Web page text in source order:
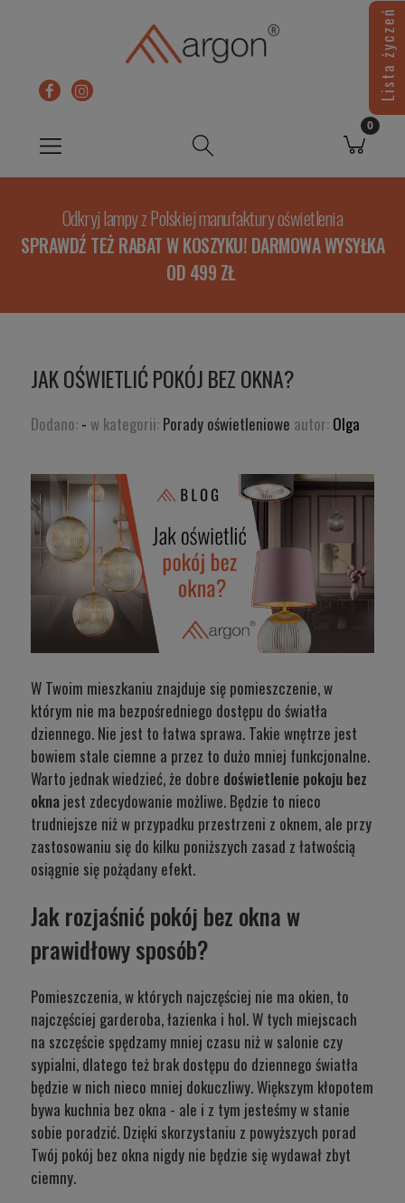
Odkryj lampy z Polskiej manufaktury oświetlenia
SPRAWDŹ TEŻ RABAT W KOSZYKU! DARMOWA WYSYŁKA
OD 499 ZŁ
JAK OŚWIETLIĆ POKÓJ BEZ OKNA?
Dodano: - w kategorii: Porady oświetleniowe autor: Olga
W Twoim mieszkaniu znajduje się pomieszczenie, w
którym nie ma bezpośredniego dostępu do światła
dziennego. Nie jest to łatwa sprawa. Takie wnętrze jest
bowiem stale ciemne a przez to dużo mniej funkcjonalne.
Warto jednak wiedzieć, że dobre doświetlenie pokoju bez
okna jest zdecydowanie możliwe. Będzie to nieco
trudniejsze niż w przypadku przestrzeni z oknem, ale przy
zastosowaniu się do kilku poniższych zasad z łatwością
osiągnie się pożądany efekt.
Jak rozjaśnić pokój bez okna w
prawidłowy sposób?
Pomieszczenia, w których najczęściej nie ma okien, to
najczęściej garderoba, łazienka i hol. W tych miejscach
na szczęście spędzamy mniej czasu niż w salonie czy
sypialni, dlatego też brak dostępu do dziennego światła
będzie w nich nieco mniej dokuczliwy. Większym kłopotem
bywa kuchnia bez okna - ale i z tym jesteśmy w stanie
sobie poradzić. Dzięki skorzystaniu z powyższych porad
Twój pokój bez okna nigdy nie będzie się wydawał zbyt
ciemny.
Lista życzeń